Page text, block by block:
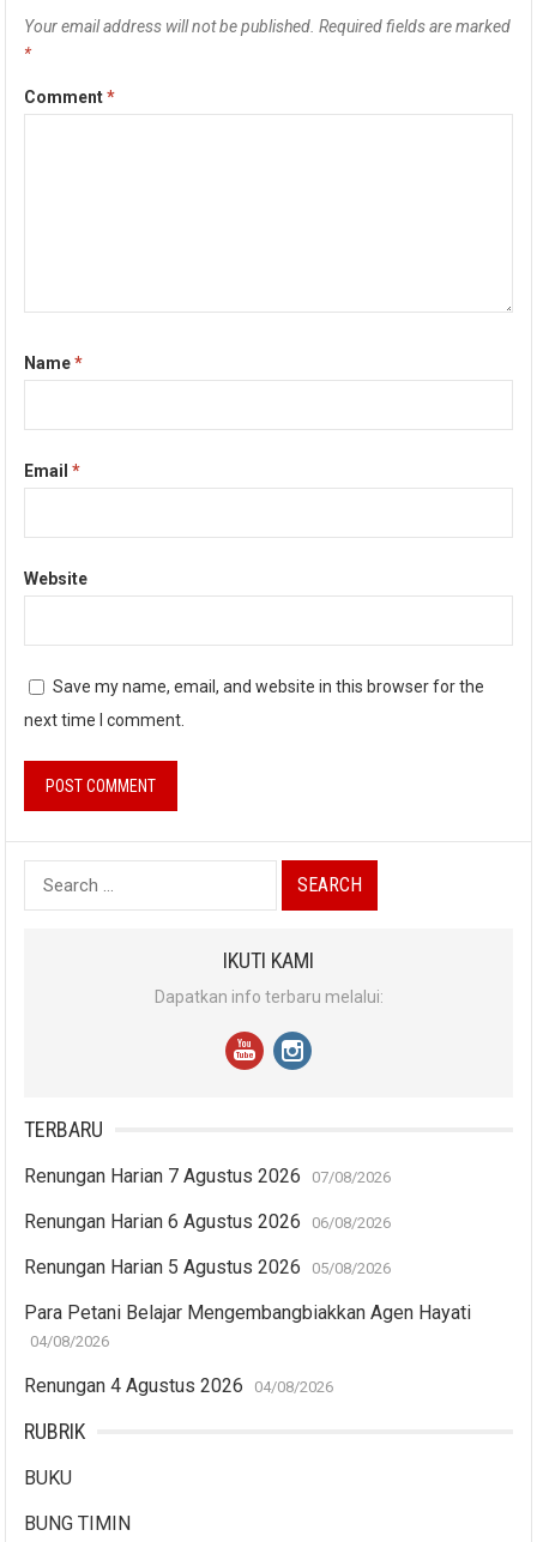
Your email address will not be published. Required fields are marked
*
Comment*
Name*
Email*
Website
Save my name, email, and website in this browser for the
next time I comment.
Search
for:
IKUTI KAMI
Dapatkan info terbaru melalui:
TERBARU
Renungan Harian 7 Agustus 2026 07/08/2026
Renungan Harian 6 Agustus 2026 06/08/2026
Renungan Harian 5 Agustus 2026 05/08/2026
Para Petani Belajar Mengembangbiakkan Agen Hayati
04/08/2026
Renungan 4 Agustus 2026 04/08/2026
RUBRIK
BUKU
BUNG TIMIN